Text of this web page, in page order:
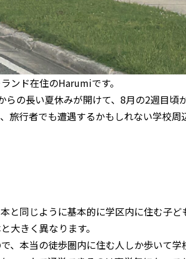
ンド在住のHarumiです。
の長い夏休みが開けて、8月の2週目頃
旅行者でも遭遇するかもしれない学校
と同じように基本的に学区内に住む子ど
大きく異なります。
、本当の徒歩圏内に住む人しか歩いて